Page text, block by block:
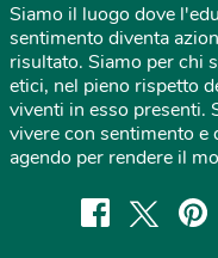
Siamo il luogo dove
sentimento diventa
risultato. Siamo per chi
etici, nel pieno rispetto
viventi in esso presenti.
vivere con sentimento e
agendo per rendere il